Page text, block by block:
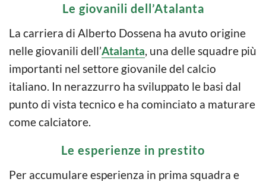
Le giovanili dell’Atalanta
La carriera di Alberto Dossena ha avuto origine
nelle giovanili dell’Atalanta, una delle squadre più
importanti nel settore giovanile del calcio
italiano. In nerazzurro ha sviluppato le basi dal
punto di vista tecnico e ha cominciato a maturare
come calciatore.
Le esperienze in prestito
Per accumulare esperienza in prima squadra e